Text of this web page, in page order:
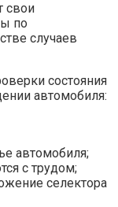
свои
по
случаев
состояния
автомобиля:
автомобиля;
с трудом;
селектора